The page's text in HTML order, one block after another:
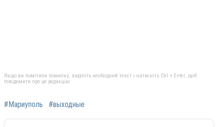
Якщо ви помітили помилку, виділіть необхідний текст і натисніть Ctrl + Enter, щоб
повідомити про це редакцію
#Мариуполь #выходные